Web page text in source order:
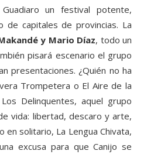
un festival potente,
capitales de provincias. La
y Mario Díaz, todo un
pisará escenario el grupo
presentaciones. ¿Quién no ha
Trompetera o El Aire de la
Delinquentes, aquel grupo
vida: libertad, descaro y arte,
en solitario, La Lengua Chivata,
excusa para que Canijo se